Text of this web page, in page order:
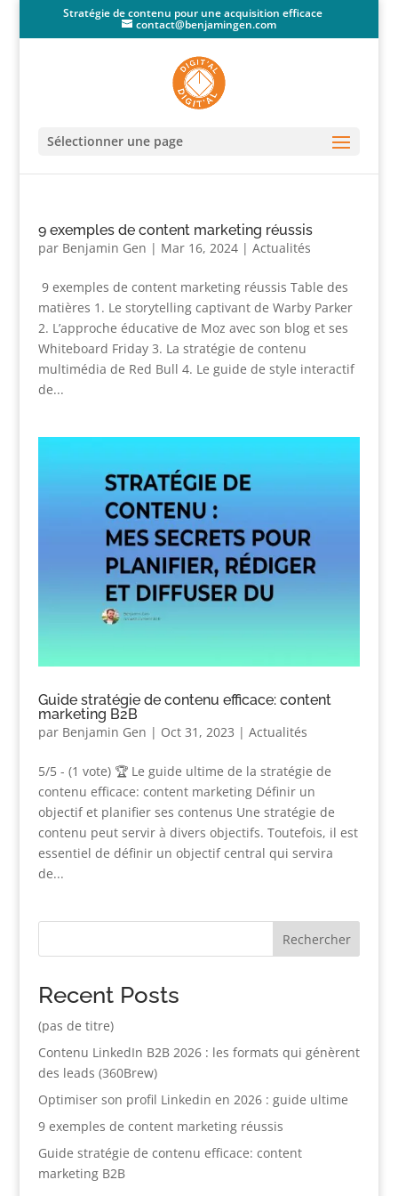
Stratégie de contenu pour une acquisition efficace
contact@benjamingen.com
Sélectionner une page
9 exemples de content marketing réussis
par Benjamin Gen | Mar 16, 2024| Actualités
9 exemples de content marketing réussis Table des
matières 1. Le storytelling captivant de Warby Parker
2. L’approche éducative de Moz avec son blog et ses
Whiteboard Friday 3. La stratégie de contenu
multimédia de Red Bull 4. Le guide de style interactif
de...
Guide stratégie de contenu efficace: content
marketing B2B
par Benjamin Gen | Oct 31, 2023 | Actualités
5/5 - (1 vote) 🏆 Le guide ultime de la stratégie de
contenu efficace: content marketing Définir un
objectif et planifier ses contenus Une stratégie de
contenu peut servir à divers objectifs. Toutefois, il est
essentiel de définir un objectif central qui servira
de...
Rechercher
Recent Posts
(pas de titre)
Contenu LinkedIn B2B 2026 : les formats qui génèrent
des leads (360Brew)
Optimiser son profil Linkedin en 2026 : guide ultime
9 exemples de content marketing réussis
Guide stratégie de contenu efficace: content
marketing B2B